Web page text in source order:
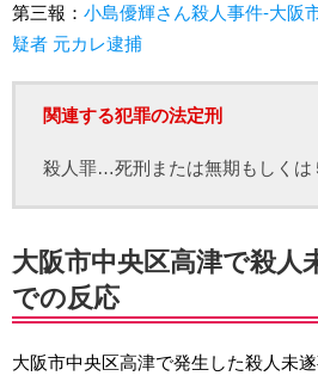
第三報： 小島優輝さん殺人事件-大阪
疑者 元カレ逮捕
関連する犯罪の法定刑
殺人罪…死刑または無期もしくは
大阪市中央区高津で殺
での反応
大阪市中央区高津で発生した殺人未